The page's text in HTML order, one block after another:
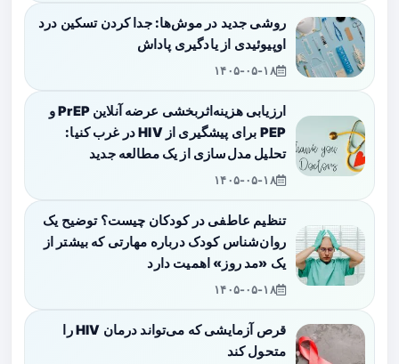
روشی جدید در موش‌ها: جدا کردن تسکین درد
اوپیوئیدی از یادگیری پاداش
۱۴۰۵-۰۵-۱۸
ارزیابی هزینه‌اثربخشی عرضه آنلاین PrEP و
PEP برای پیشگیری از HIV در غرب کنیا:
تحلیل مدل‌سازی از یک مطالعه جدید
۱۴۰۵-۰۵-۱۸
تنظیم عاطفی در کودکان چیست؟ توضیح یک
روان‌شناس کودک درباره مهارتی که بیشتر از
یک «مد روز» اهمیت دارد
۱۴۰۵-۰۵-۱۸
قرص آزمایشی که می‌تواند درمان HIV را
متحول کند